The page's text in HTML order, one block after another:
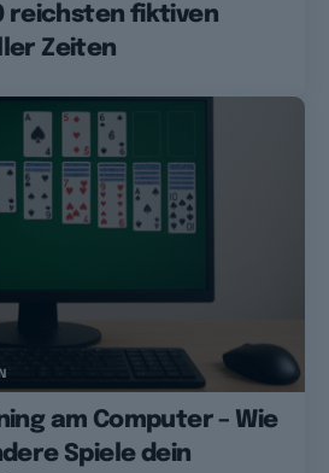
reichsten fiktiven
Zeiten
am Computer – Wie
Spiele dein